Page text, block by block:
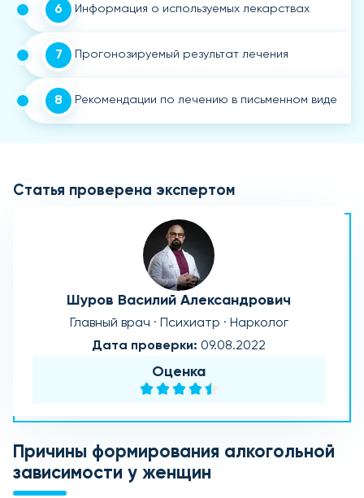
6 Информация о используемых лекарствах
7 Прогонозируемый результат лечения
8 Рекомендации по лечению в письменном виде
Статья проверена экспертом
Шуров Василий Александрович
Главный врач · Психиатр · Нарколог
Дата проверки: 09.08.2022
Оценка
Причины формирования алкогольной
зависимости у женщин